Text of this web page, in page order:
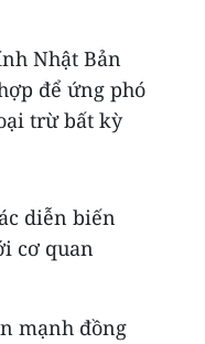
Nhật Bản
để ứng phó
trừ bất kỳ
diễn biến
cơ quan
mạnh đồng